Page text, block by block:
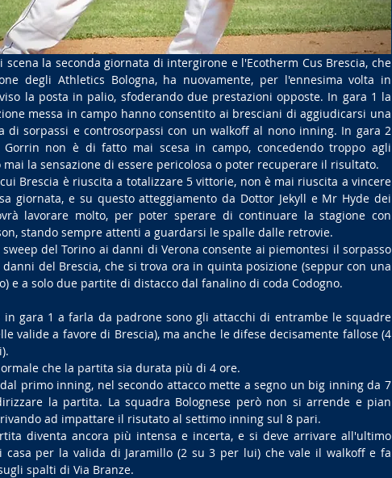
degli Athletics Bologna, ha nuovamente, per l'ennesima volta in
la posta in palio, sfoderando due prestazioni opposte. In gara 1 la
messa in campo hanno consentito ai bresciani di aggiudicarsi una
di sorpassi e controsorpassi con un walkoff al nono inning. In gara 2
non è di fatto mai scesa in campo, concedendo troppo agli
la sensazione di essere pericolosa o poter recuperare il risultato.
Brescia è riuscita a totalizzare 5 vittorie, non è mai riuscita a vincere
giornata, e su questo atteggiamento da Dottor Jekyll e Mr Hyde dei
lavorare molto, per poter sperare di continuare la stagione con
stando sempre attenti a guardarsi le spalle dalle retrovie.
del Torino ai danni di Verona consente ai piemontesi il sorpasso
del Brescia, che si trova ora in quinta posizione (seppur con una
e a solo due partite di distacco dal fanalino di coda Codogno.
gara 1 a farla da padrone sono gli attacchi di entrambe le squadre
valide a favore di Brescia), ma anche le difese decisamente fallose (4
che la partita sia durata più di 4 ore.
primo inning, nel secondo attacco mette a segno un big inning da 7
la partita. La squadra Bolognese però non si arrende e pian
ad impattare il risutato al settimo inning sul 8 pari.
diventa ancora più intensa e incerta, e si deve arrivare all'ultimo
casa per la valida di Jaramillo (2 su 3 per lui) che vale il walkoff e fa
spalti di Via Branze.